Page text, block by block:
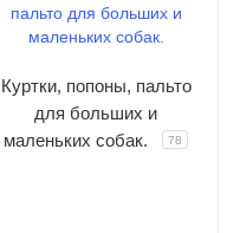
Куртки, попоны, пальто
для больших и
маленьких собак.
78